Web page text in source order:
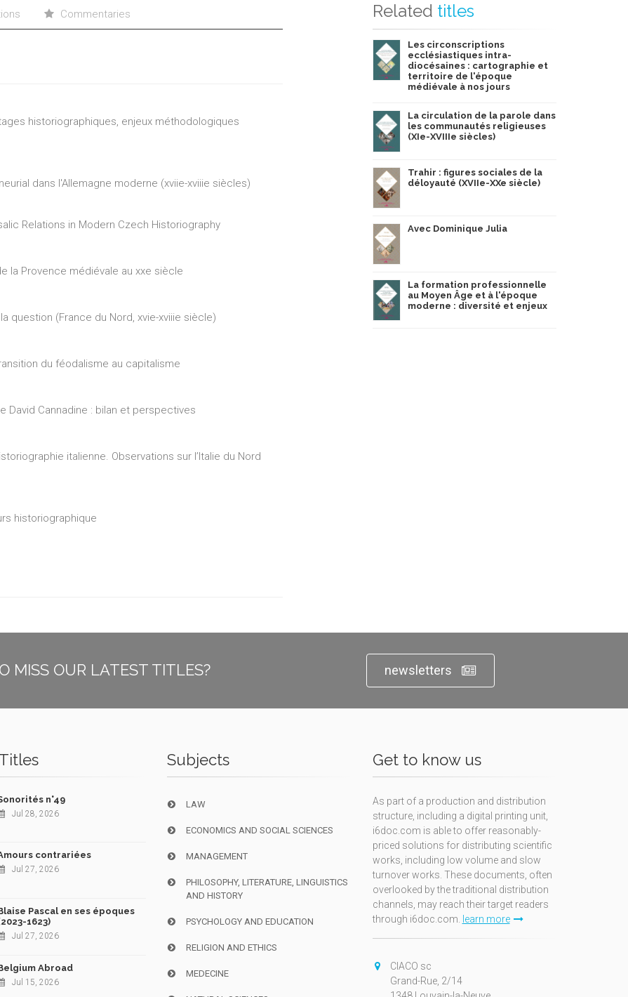
Commentaries
historiographiques, enjeux méthodologiques
dans l'Allemagne moderne (xviie-xviiie siècles)
Relations in Modern Czech Historiography
la Provence médiévale au xxe siècle
question (France du Nord, xvie-xviiie siècle)
du féodalisme au capitalisme
David Cannadine : bilan et perspectives
italienne. Observations sur l’Italie du Nord
historiographique
Related titles
Les circonscriptions
ecclésiastiques intra-
diocésaines : cartographie et
territoire de l'époque
médiévale à nos jours
La circulation de la parole dans
les communautés religieuses
(XIe-XVIIIe siècles)
Trahir : figures sociales de la
déloyauté (XVIIe-XXe siècle)
Avec Dominique Julia
La formation professionnelle
au Moyen Âge et à l'époque
moderne : diversité et enjeux
MISS OUR LATEST TITLES? newsletters
n°49
Jul 28, 2026
contrariées
Jul 27, 2026
Pascal en ses époques
1623)
Jul 27, 2026
Abroad
Jul 15, 2026
Subjects
LAW
ECONOMICS AND SOCIAL SCIENCES
MANAGEMENT
PHILOSOPHY, LITERATURE, LINGUISTICS
AND HISTORY
PSYCHOLOGY AND EDUCATION
RELIGION AND ETHICS
MEDECINE
Get to know us
As part of a production and distribution
structure, including a digital printing unit,
i6doc.com is able to offer reasonably-
priced solutions for distributing scientific
works, including low volume and slow
turnover works. These documents, often
overlooked by the traditional distribution
channels, may reach their target readers
through i6doc.com.
learn more
CIACO sc
Grand-Rue, 2/14